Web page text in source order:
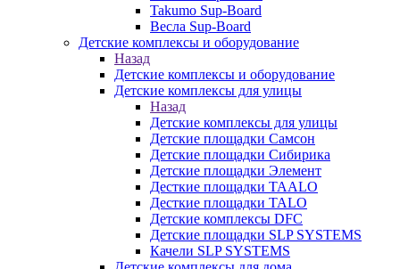
Takumo Sup-Board
Весла Sup-Board
Детские комплексы и оборудование
Назад
Детские комплексы и оборудование
Детские комплексы для улицы
Назад
Детские комплексы для улицы
Детские площадки Самсон
Детские площадки Сибирика
Детские площадки Элемент
Десткие площадки TAALO
Десткие площадки TALO
Детские комплексы DFC
Детские площадки SLP SYSTEMS
Качели SLP SYSTEMS